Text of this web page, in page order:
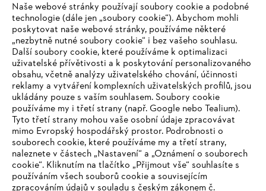
Naše webové stránky používají soubory cookie a podobné
technologie (dále jen „soubory cookie“). Abychom mohli
poskytovat naše webové stránky, používáme některé
„nezbytně nutné soubory cookie“ i bez vašeho souhlasu.
Další soubory cookie, které používáme k optimalizaci
uživatelské přívětivosti a k poskytování personalizovaného
obsahu, včetně analýzy uživatelského chování, účinnosti
reklamy a vytváření komplexních uživatelských profilů, jsou
ukládány pouze s vaším souhlasem. Soubory cookie
používáme my i třetí strany (např. Google nebo Tealium).
Tyto třetí strany mohou vaše osobní údaje zpracovávat
mimo Evropský hospodářský prostor. Podrobnosti o
souborech cookie, které používáme my a třetí strany,
naleznete v částech „Nastavení“ a „Oznámení o souborech
cookie“. Kliknutím na tlačítko „Přijmout vše“ souhlasíte s
používáním všech souborů cookie a souvisejícím
zpracováním údajů v souladu s českým zákonem č.